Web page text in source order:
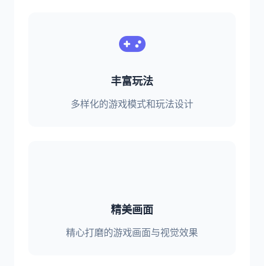
丰富玩法
多样化的游戏模式和玩法设计
精美画面
精心打磨的游戏画面与视觉效果